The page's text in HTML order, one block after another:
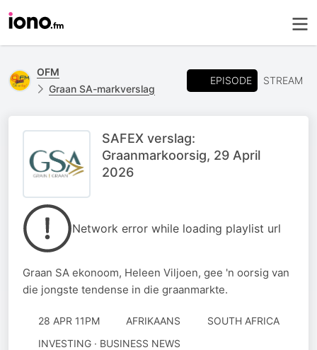
OFM
Graan SA-markverslag
EPISODE STREAM
SAFEX verslag:
Graanmarkoorsig, 29 April
2026
Network error while loading playlist url
Graan SA ekonoom, Heleen Viljoen, gee 'n oorsig van
die jongste tendense in die graanmarkte.
28 APR 11PM AFRIKAANS
SOUTH AFRICA
INVESTING · BUSINESS NEWS